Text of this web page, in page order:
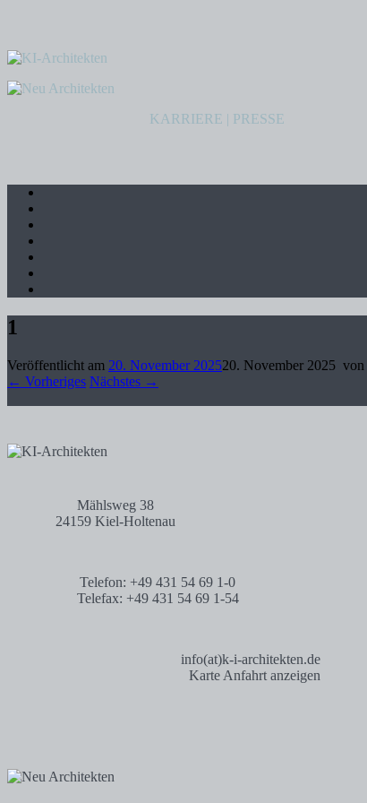
KARRIERE | PRESSE
1
Veröffentlicht am 20. November 202520. November 2025 von
← Vorheriges Nächstes →
Mählsweg 38
24159 Kiel-Holtenau
Telefon: +49 431 54 69 1-0
Telefax: +49 431 54 69 1-54
info(at)k-i-architekten.de
Karte Anfahrt anzeigen